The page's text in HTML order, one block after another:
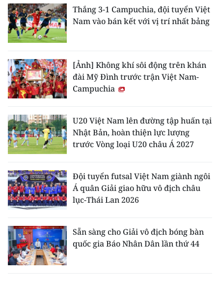
Thắng 3-1 Campuchia, đội tuyển Việt
Nam vào bán kết với vị trí nhất bảng
[Ảnh] Không khí sôi động trên khán
đài Mỹ Đình trước trận Việt Nam-
Campuchia
U20 Việt Nam lên đường tập huấn tại
Nhật Bản, hoàn thiện lực lượng
trước Vòng loại U20 châu Á 2027
Đội tuyển futsal Việt Nam giành ngôi
Á quân Giải giao hữu vô địch châu
lục-Thái Lan 2026
Sẵn sàng cho Giải vô địch bóng bàn
quốc gia Báo Nhân Dân lần thứ 44